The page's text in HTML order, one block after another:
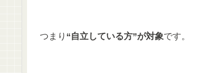
つまり “自立している方”が対象です。